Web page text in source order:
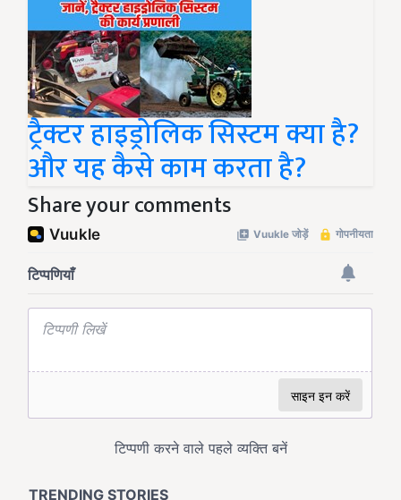
ट्रैक्टर हाइड्रोलिक सिस्टम क्या है?
और यह कैसे काम करता है?
Share your comments